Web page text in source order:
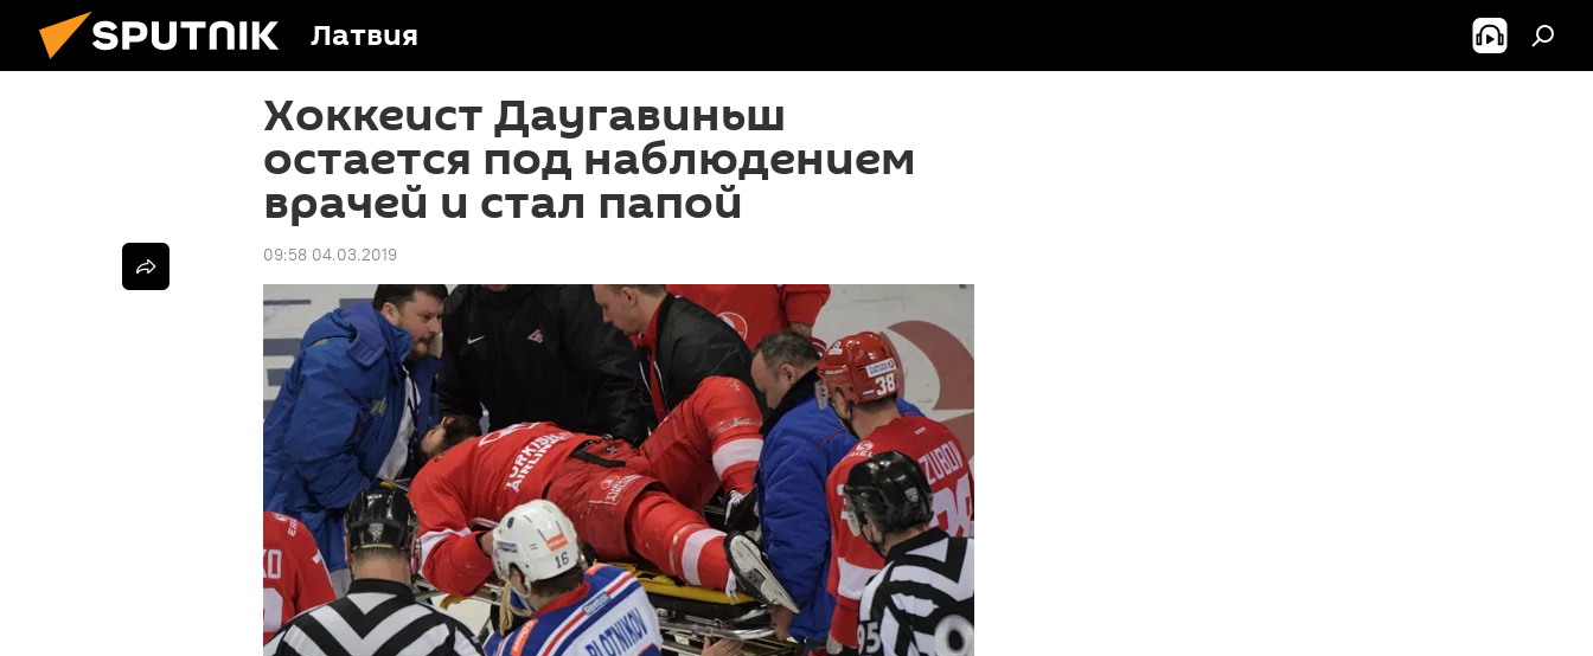
Латвия
Хоккеист Даугавиньш
остается под наблюдением
врачей и стал папой
09:58 04.03.2019